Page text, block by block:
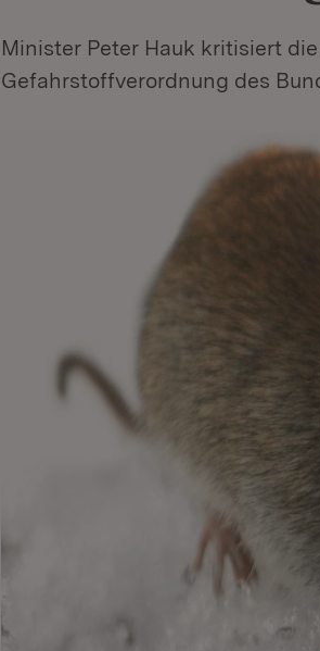
Minister Peter Hauk kritisiert
Gefahrstoffverordnung des